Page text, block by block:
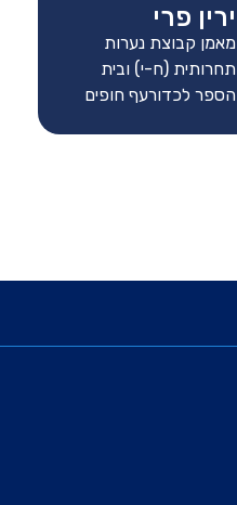
ירין פרי
מאמן קבוצת נערות
תחרותית (ח-י) ובית
הספר לכדורעף חופים